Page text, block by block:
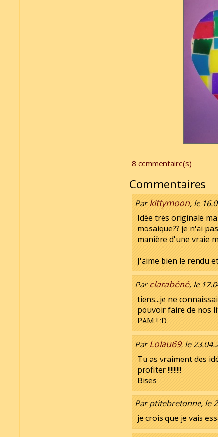
8 commentaire(s)
Commentaires
Parkittymoon, le
Idée très originale
mosaique?? je n'ai
manière d'une vraie
J'aime bien le rendu
Parclarabéné, le
tiens...je ne
pouvoir faire de nos
PAM ! :D
ParLolau69, le
Tu as vraiment des
profiter !!!!!!!!!
Bises
Par ptitebretonne, le
je crois que je vais